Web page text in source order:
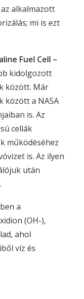
alkalmazott
mi is ezt
Fuel Cell –
kidolgozott
között. Már
között a NASA
is. Az
cellák
működéséhez
is. Az ilyen
után
a
(OH-),
ahol
víz és